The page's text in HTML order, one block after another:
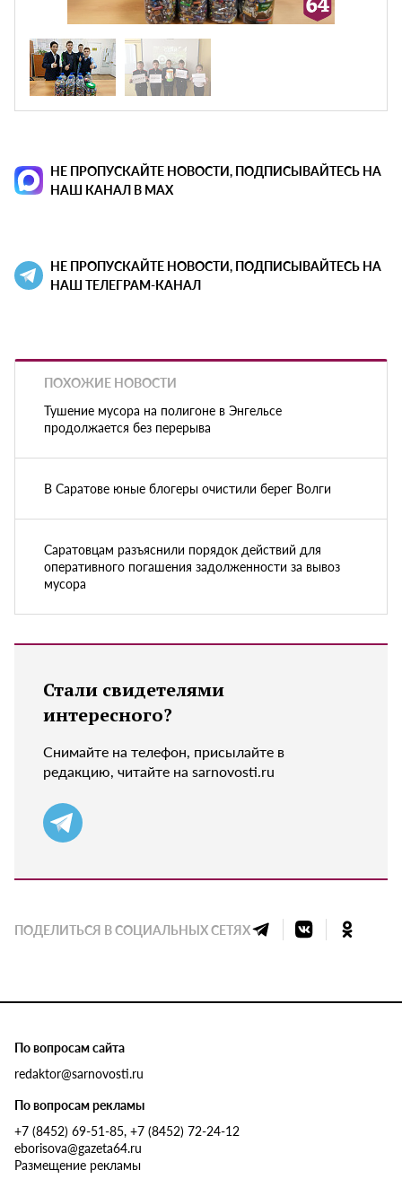
НЕ ПРОПУСКАЙТЕ НОВОСТИ, ПОДПИСЫВАЙТЕСЬ НА
НАШ КАНАЛ В MAX
НЕ ПРОПУСКАЙТЕ НОВОСТИ, ПОДПИСЫВАЙТЕСЬ НА
НАШ ТЕЛЕГРАМ-КАНАЛ
ПОХОЖИЕ НОВОСТИ
Тушение мусора на полигоне в Энгельсе
продолжается без перерыва
В Саратове юные блогеры очистили берег Волги
Саратовцам разъяснили порядок действий для
оперативного погашения задолженности за вывоз
мусора
Стали свидетелями
интересного?
Снимайте на телефон, присылайте в
редакцию, читайте на sarnovosti.ru
ПОДЕЛИТЬСЯ В СОЦИАЛЬНЫХ СЕТЯХ
По вопросам сайта
redaktor@sarnovosti.ru
По вопросам рекламы
+7 (8452) 69-51-85, +7 (8452) 72-24-12
eborisova@gazeta64.ru
Размещение рекламы